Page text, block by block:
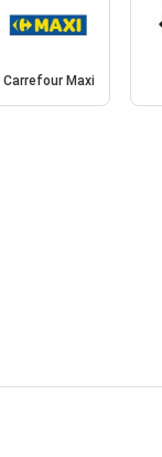
Carrefour Maxi